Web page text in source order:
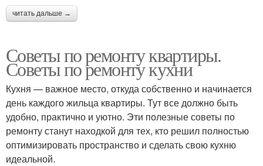
читать дальше →
Советы по ремонту квартиры.
Советы по ремонту кухни
Кухня — важное место, откуда собственно и начинается
день каждого жильца квартиры. Тут все должно быть
удобно, практично и уютно. Эти полезные советы по
ремонту станут находкой для тех, кто решил полностью
оптимизировать пространство и сделать свою кухню
идеальной.